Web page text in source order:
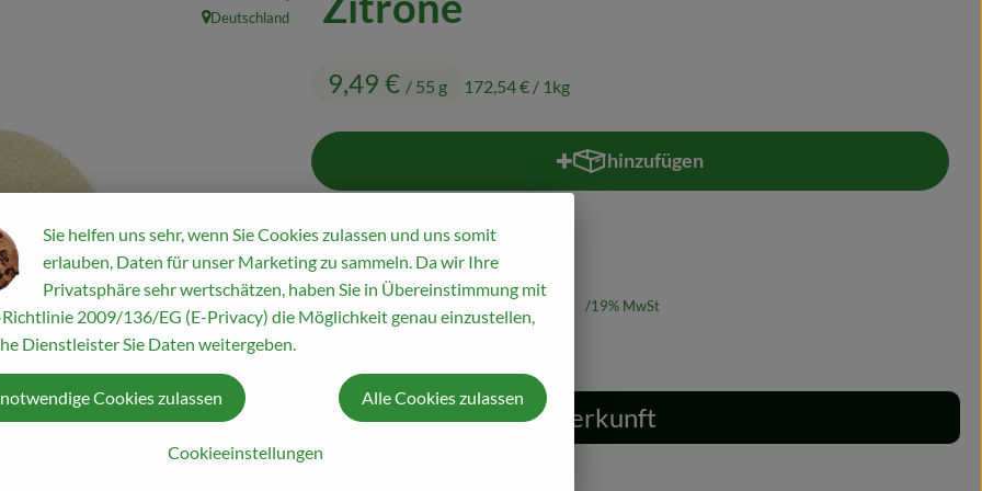
9,49 € / 55 g 172,54 € / 1kg
, Herkunft:
Deutschland
hinzufügen
Produkt zum Warenkorb hinzufügen
55 g
19% MwSt
Rezepte
Herkunft
passenden Rezepte gefunden.
Sie helfen uns sehr, wenn Sie Cookies zulassen und uns somit
erlauben, Daten für unser Marketing zu sammeln. Da wir Ihre
Privatsphäre sehr wertschätzen, haben Sie in Übereinstimmung mit
2009/136/EG (E-Privacy) die Möglichkeit genau einzustellen,
Dienstleister Sie Daten weitergeben.
Cookieeinstellungen
Cookies zulassen Alle Cookies zulassen